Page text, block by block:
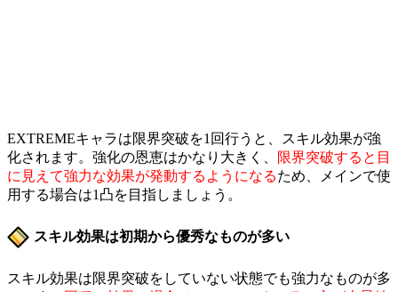
EXTREMEキャラは限界突破を1回行うと、スキル効果が強
化されます。強化の恩恵はかなり大きく、
限界突破すると目
に見えて強力な効果が発動するようになるため、メインで使
用する場合は1凸を目指しましょう。
スキル効果は初期から優秀なものが多い
スキル効果は限界突破をしていない状態でも強力なものが多